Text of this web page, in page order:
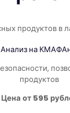
Анализ на
продуктов
Цена от 595